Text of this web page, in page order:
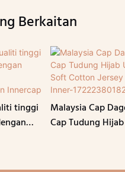
Berkaitan
tinggi
Malaysia Cap
Cap Tudung